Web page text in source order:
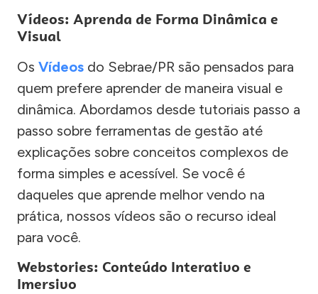
Vídeos: Aprenda de Forma Dinâmica e
Visual
Os Vídeos do Sebrae/PR são pensados para
quem prefere aprender de maneira visual e
dinâmica. Abordamos desde tutoriais passo a
passo sobre ferramentas de gestão até
explicações sobre conceitos complexos de
forma simples e acessível. Se você é
daqueles que aprende melhor vendo na
prática, nossos vídeos são o recurso ideal
para você.
Webstories: Conteúdo Interativo e
Imersivo